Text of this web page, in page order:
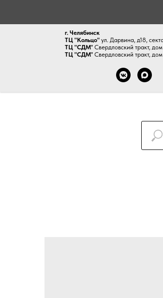
г. Челябинск
ТЦ "Кольцо" ул. Дарвина, д18,
ТЦ "СДМ" Свердловский тракт,
ТЦ "СДМ" Свердловский тракт,